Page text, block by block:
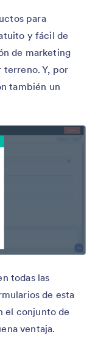
para
y fácil de
de marketing
terreno. Y, por
también un
todas las
de esta
el conjunto de
ventaja.